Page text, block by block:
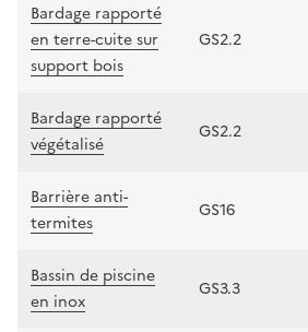
Bardage rapporté
en terre-cuite sur
support bois
GS2.2
Bardage rapporté
végétalisé
GS2.2
Barrière anti-
termites
GS16
Bassin de piscine
en inox
GS3.3